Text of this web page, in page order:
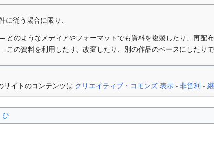
に従う場合に限り、
どのようなメディアやフォーマットでも資料を複製したり、再配布
この資料を利用したり、改変したり、別の作品のベースにしたりで
サイトのコンテンツは クリエイティブ・コモンズ 表示 - 非営利 -
ひ